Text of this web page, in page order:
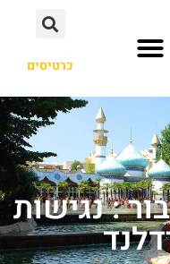
כרטיסים
: נגישות